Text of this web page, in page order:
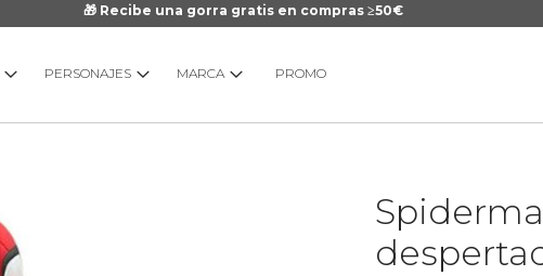
🎁 Recibe una gorra gratis en compras ≥50€
PERSONAJES MARCA PROMO
comienzo